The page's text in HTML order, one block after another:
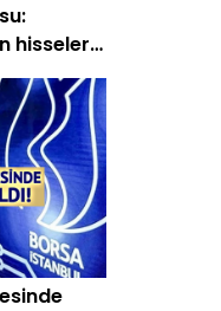
hisseler